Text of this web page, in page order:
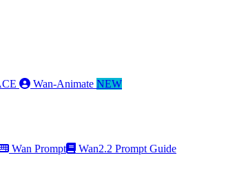
Wan-Animate NEW
Wan Prompt
Wan2.2 Prompt Guide